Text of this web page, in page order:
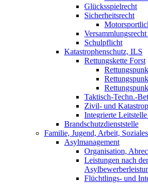
Glücksspielrecht
Sicherheitsrecht
Schulpflicht
Katastrophenschutz, ILS
Rettungskette Forst
Taktisch-Techn.-
Zivil- und
Integrierte
Brandschutzdienststelle
Familie, Jugend, Arbeit,
Asylmanagement
Organisation,
Leistungen nach
Flüchtlings- und